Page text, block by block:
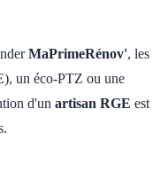
MaPrimeRénov', les
un éco-PTZ ou une
d'un artisan RGE est